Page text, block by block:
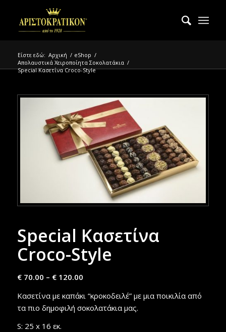
Είστε εδώ: Αρχική / eShop /
Απολαυστικά Χειροποίητα Σοκολατάκια /
Special Κασετίνα Croco-Style
Special Κασετίνα
Croco-Style
€70.00 – €120.00
Κασετίνα με καπάκι “κροκoδειλέ” με μια ποικιλία από
τα πιο δημοφιλή σοκολατάκια μας.
S: 25 x 16 εκ.